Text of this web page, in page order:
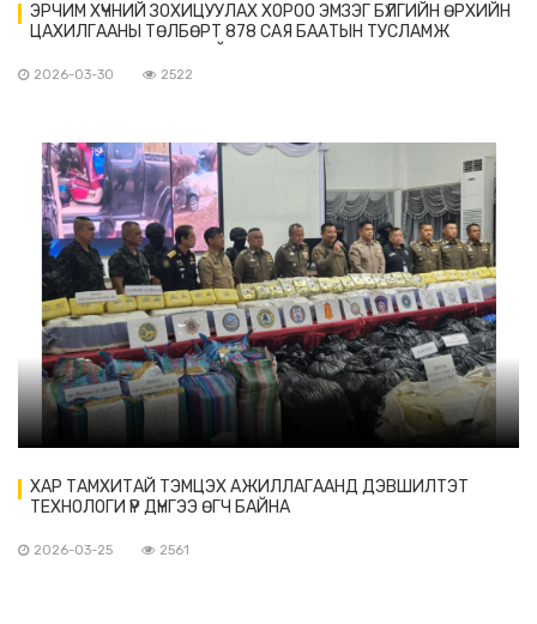
ЭРЧИМ ХҮЧНИЙ ЗОХИЦУУЛАХ ХОРОО ЭМЗЭГ БҮЛГИЙН ӨРХИЙН
ЦАХИЛГААНЫ ТӨЛБӨРТ 878 САЯ БААТЫН ТУСЛАМЖ
2026-03-30 2522
ХАР ТАМХИТАЙ ТЭМЦЭХ АЖИЛЛАГААНД ДЭВШИЛТЭТ
ТЕХНОЛОГИ ҮР ДҮНГЭЭ ӨГЧ БАЙНА
2026-03-25 2561